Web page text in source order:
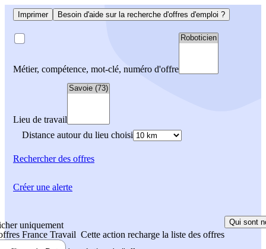
Imprimer Besoin d'aide sur la recherche d'offres d'emploi ?
Métier, compétence, mot-clé, numéro d'offre
Lieu de travail
Distance autour du lieu choisi
Rechercherdes offres
uniquement
France Travail Cette action recharge la liste des offres
Qui sont
Créer une alerte